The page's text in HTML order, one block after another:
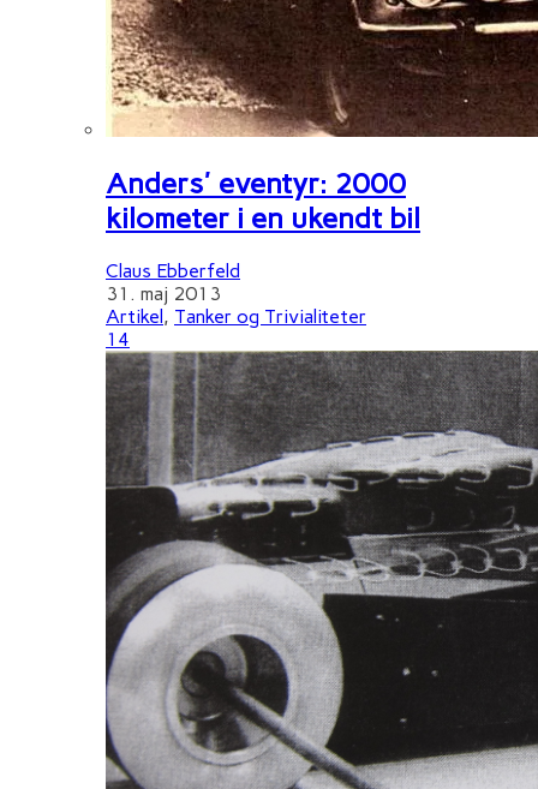
Anders' eventyr: 2000
kilometer i en ukendt bil
Claus Ebberfeld
31. maj 2013
Artikel , Tanker og Trivialiteter
14